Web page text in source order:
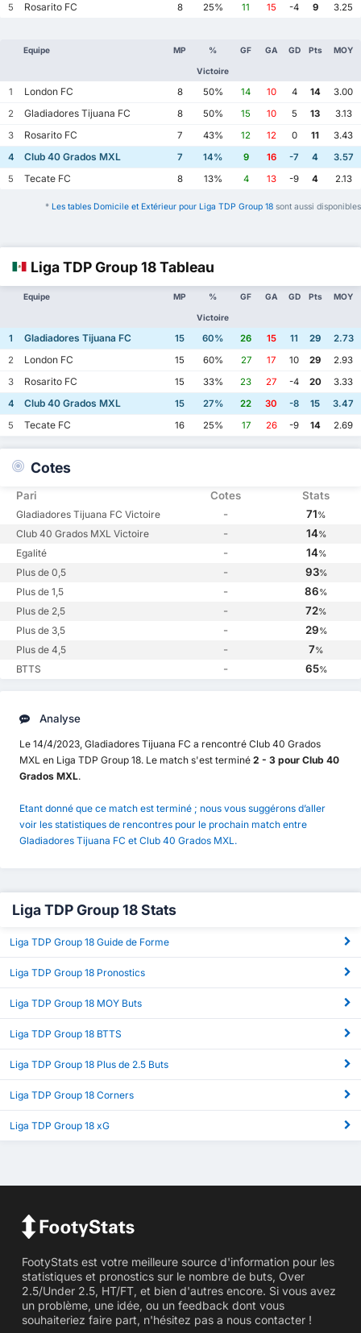
5
Rosarito FC 8 25% 11 15 -4 9 3.25
Equipe MP %
Victoire
GF GA GD Pts MOY
1 London FC 8 50% 14 10 4 14
3.00
2
Gladiadores Tijuana FC 8 50% 15 10 5 13
3.13
3
Rosarito FC 7 43% 12 12 0 11
3.43
4
Club 40 Grados MXL 7 14% 9 16 -7 4
3.57
5
Tecate FC 8 13% 4 13 -9 4 2.13
* Les tables Domicile et Extérieur pour Liga TDP Group 18 sont aussi disponibles
Liga TDP Group 18 Tableau
Equipe MP %
Victoire
GF GA GD Pts MOY
1 Gladiadores Tijuana FC 15 60% 26 15 11 29
2.73
2
London FC 15 60% 27 17 10 29
2.93
3
Rosarito FC 15 33% 23 27 -4 20
3.33
4
Club 40 Grados MXL 15 27% 22 30 -8 15
3.47
5
Tecate FC 16 25% 17 26 -9 14 2.69
Cotes
Pari Cotes Stats
Gladiadores Tijuana FC Victoire - 71%
Club 40 Grados MXL Victoire - 14%
Egalité - 14%
Plus de 0,5 - 93%
Plus de 1,5 - 86%
Plus de 2,5 - 72%
Plus de 3,5 - 29%
Plus de 4,5 - 7%
BTTS - 65%
Analyse
Le 14/4/2023, Gladiadores Tijuana FC a rencontré Club 40 Grados
MXL en Liga TDP Group 18. Le match s'est terminé 2 - 3 pour Club 40
Grados MXL.
Etant donné que ce match est terminé ; nous vous suggérons d’aller
voir les statistiques de rencontres pour le prochain match entre
Gladiadores Tijuana FC et Club 40 Grados MXL.
Liga TDP Group 18 Stats
Liga TDP Group 18 Guide de Forme
Liga TDP Group 18 Pronostics
Liga TDP Group 18 MOY Buts
Liga TDP Group 18 BTTS
Liga TDP Group 18 Plus de 2.5 Buts
Liga TDP Group 18 Corners
Liga TDP Group 18 xG
FootyStats est votre meilleure source d'information pour les
statistiques et pronostics sur le nombre de buts, Over
2.5/Under 2.5, HT/FT, et bien d'autres encore. Si vous avez
un problème, une idée, ou un feedback dont vous
souhaiteriez faire part, n'hésitez pas a nous contacter !